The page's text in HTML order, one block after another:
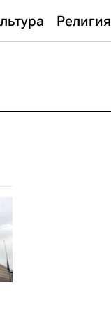
Религия